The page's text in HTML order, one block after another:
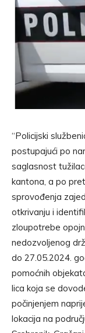
“Policijski
postupajući po
saglasnost
kantona, a po
sprovođenja
otkrivanju i
zloupotrebe
nedozvoljenog
do 27.05.2024.
pomoćnih
lica koja se
počinjenjem
lokacija na